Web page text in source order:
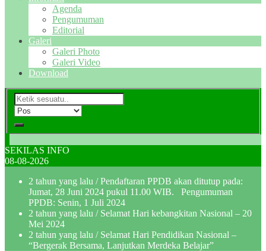
Agenda
Pengumuman
Editorial
Galeri
Galeri Photo
Galeri Video
Download
SEKILAS INFO
08-08-2026
2 tahun yang lalu / Pendaftaran PPDB akan ditutup pada:
Jumat, 28 Juni 2024 pukul 11.00 WIB. Pengumuman
PPDB: Senin, 1 Juli 2024
2 tahun yang lalu / Selamat Hari kebangkitan Nasional – 20
Mei 2024
2 tahun yang lalu / Selamat Hari Pendidikan Nasional –
“Bergerak Bersama, Lanjutkan Merdeka Belajar”